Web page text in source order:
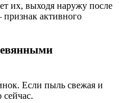
их, выходя наружу после
активного
Если пыль свежая и